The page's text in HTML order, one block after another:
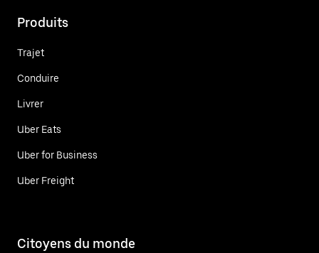
Produits
Trajet
Conduire
Livrer
Uber Eats
Uber for Business
Uber Freight
Citoyens du monde